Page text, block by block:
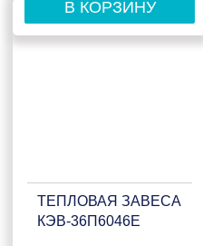
В КОРЗИНУ
ТЕПЛОВАЯ ЗАВЕСА
КЭВ-36П6046Е